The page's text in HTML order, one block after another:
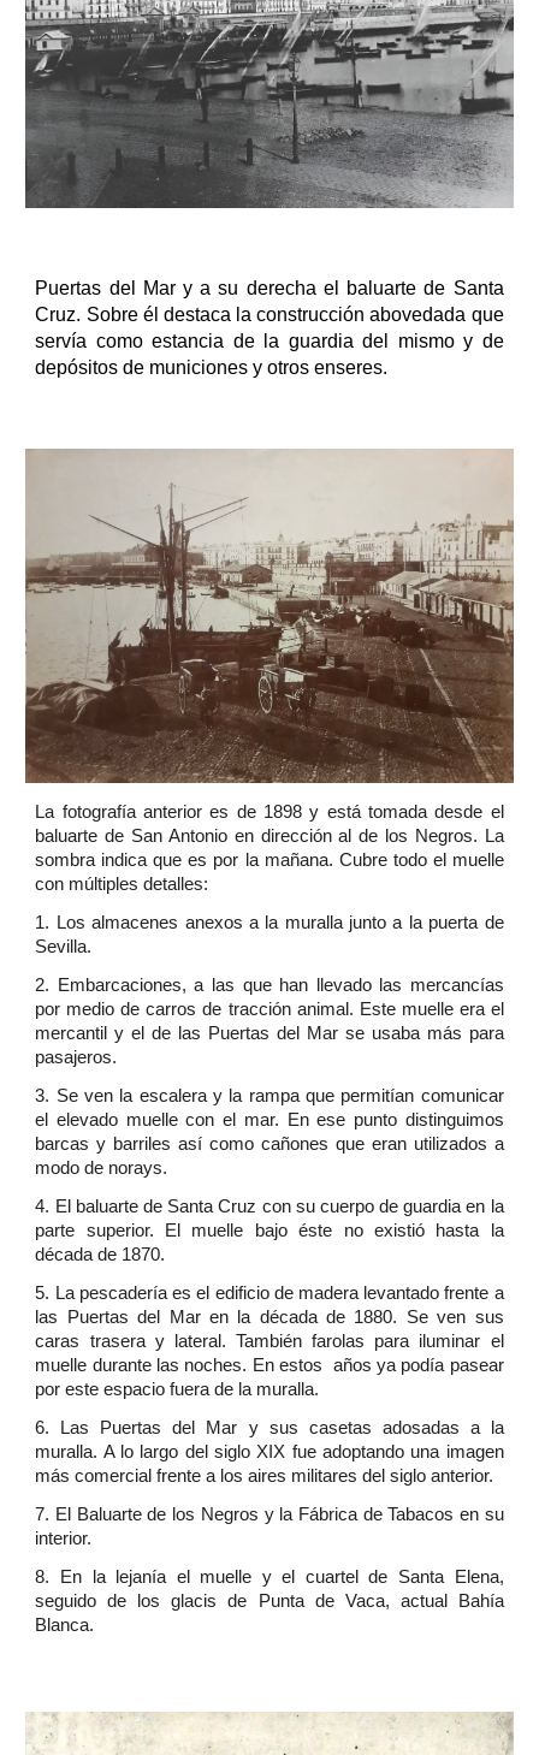
Puertas del Mar y a su derecha el baluarte de Santa
Cruz. Sobre él destaca la construcción abovedada que
servía como estancia de la guardia del mismo y de
depósitos de municiones y otros enseres.
La fotografía anterior es de 1898 y está tomada desde el
baluarte de San Antonio en dirección al de los Negros. La
sombra indica que es por la mañana. Cubre todo el muelle
con múltiples detalles:
1. Los almacenes anexos a la muralla junto a la puerta de
Sevilla.
2. Embarcaciones, a las que han llevado las mercancías
por medio de carros de tracción animal. Este muelle era el
mercantil y el de las Puertas del Mar se usaba más para
pasajeros.
3. Se ven la escalera y la rampa que permitían comunicar
el elevado muelle con el mar. En ese punto distinguimos
barcas y barriles así como cañones que eran utilizados a
modo de norays.
4. El baluarte de Santa Cruz con su cuerpo de guardia en la
parte superior. El muelle bajo éste no existió hasta la
década de 1870.
5. La pescadería es el edificio de madera levantado frente a
las Puertas del Mar en la década de 1880. Se ven sus
caras trasera y lateral. También farolas para iluminar el
muelle durante las noches. En estos años ya podía pasear
por este espacio fuera de la muralla.
6. Las Puertas del Mar y sus casetas adosadas a la
muralla. A lo largo del siglo XIX fue adoptando una imagen
más comercial frente a los aires militares del siglo anterior.
7. El Baluarte de los Negros y la Fábrica de Tabacos en su
interior.
8. En la lejanía el muelle y el cuartel de Santa Elena,
seguido de los glacis de Punta de Vaca, actual Bahía
Blanca.